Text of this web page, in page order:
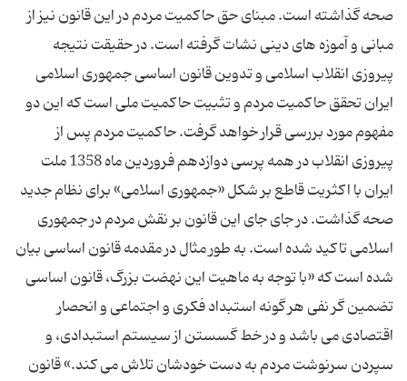
صحه گذاشته است. مبنای حق حاکمیت مردم در این قانون نیز از
مبانی و آموزه های دینی نشات گرفته است. در حقیقت نتیجه
پیروزی انقلاب اسلامی و تدوین قانون اساسی جمهوری اسلامی
ایران تحقق حاکمیت مردم و تثبیت حاکمیت ملی است که این دو
مفهوم مورد بررسی قرار خواهد گرفت. حاکمیت مردم پس از
پیروزی انقلاب در همه پرسی دوازدهم فروردین ماه 1358 ملت
ایران با اکثریت قاطع بر شکل «جمهوری اسلامی» برای نظام جدید
صحه گذاشت. در جای جای این قانون بر نقش مردم در جمهوری
اسلامی تاکید شده است. به طور مثال در مقدمه قانون اساسی بیان
شده است که «با توجه به ماهیت این نهضت بزرگ، قانون اساسی
تضمین گر نفی هر گونه استبداد فکری و اجتماعی و انحصار
اقتصادی می باشد و در خط گسستن از سیستم استبدادی، و
سپردن سرنوشت مردم به دست خودشان تلاش می کند.» قانون